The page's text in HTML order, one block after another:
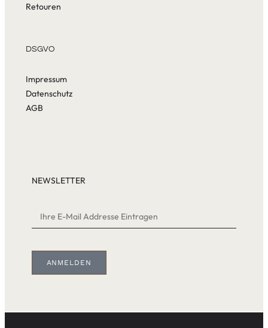
Retouren
DSGVO
Impressum
Datenschutz
AGB
NEWSLETTER
ANMELDEN